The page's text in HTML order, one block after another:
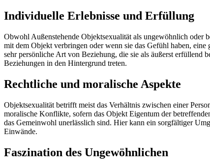
Individuelle Erlebnisse und Erfüllung
Obwohl Außenstehende Objektsexualität als ungewöhnlich oder
mit dem Objekt verbringen oder wenn sie das Gefühl haben,
sehr persönliche Art von Beziehung, die sie als äußerst erfüllend
Beziehungen in den Hintergrund treten.
Rechtliche und moralische Aspekte
Objektsexualität betrifft meist das Verhältnis zwischen einer
moralische Konflikte, sofern das Objekt Eigentum der
das Gemeinwohl unerlässlich sind. Hier kann ein sorgfältiger
Einwände.
Faszination des Ungewöhnlichen